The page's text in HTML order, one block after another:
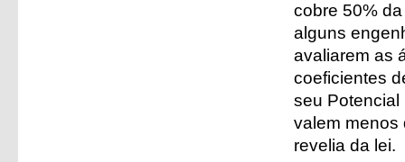
cobre 50%
alguns
avaliarem as
coeficientes
seu Potencial
valem menos
revelia da lei.